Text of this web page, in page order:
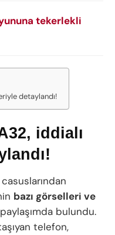
tekerlekli
detaylandı!
iddialı
bazı görselleri ve
bulundu.
telefon,